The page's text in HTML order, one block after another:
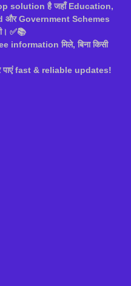
solution है जहाँ Education,
और Government Schemes
✅📚
information मिले, बिना किसी
fast & reliable updates!